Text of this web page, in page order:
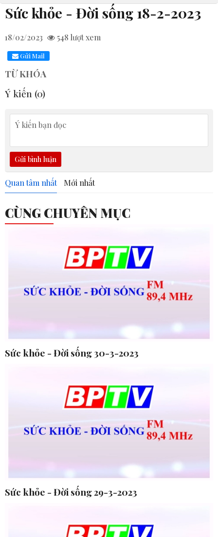
Sức khỏe - Đời sống 18-2-2023
18/02/2023 548 lượt xem
Gửi Mail
TỪ KHÓA
Ý kiến (0)
Gửi bình luận
Quan tâm nhất Mới nhất
CÙNG CHUYÊN MỤC
Sức khỏe - Đời sống 30-3-2023
Sức khỏe - Đời sống 29-3-2023